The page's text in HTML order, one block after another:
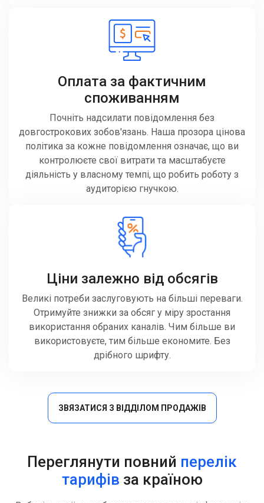
Оплата за фактичним
споживанням
Почніть надсилати повідомлення без
довгострокових зобов'язань. Наша прозора цінова
політика за кожне повідомлення означає, що ви
контролюєте свої витрати та масштабуєте
діяльність у власному темпі, що робить роботу з
аудиторією гнучкою.
Ціни залежно від обсягів
Великі потреби заслуговують на більші переваги.
Отримуйте знижки за обсяг у міру зростання
використання обраних каналів. Чим більше ви
використовуєте, тим більше економите. Без
дрібного шрифту.
ЗВЯЗАТИСЯ З ВІДДІЛОМ ПРОДАЖІВ
Переглянути повний перелік
тарифів за країною